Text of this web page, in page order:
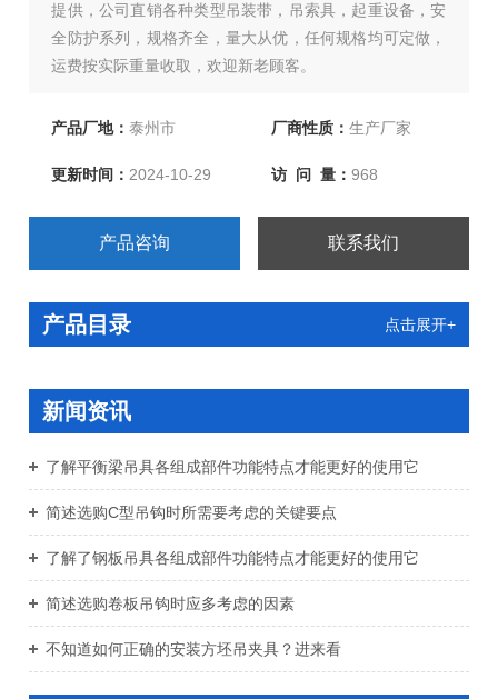
提供，公司直销各种类型吊装带，吊索具，起重设备，安
全防护系列，规格齐全，量大从优，任何规格均可定做，
运费按实际重量收取，欢迎新老顾客。
产品厂地：泰州市 厂商性质： 生产厂家
更新时间：2024-10-29 访 问 量： 968
产品咨询 联系我们
产品目录 点击展开+
新闻资讯
了解平衡梁吊具各组成部件功能特点才能更好的使用它
简述选购C型吊钩时所需要考虑的关键要点
了解了钢板吊具各组成部件功能特点才能更好的使用它
简述选购卷板吊钩时应多考虑的因素
不知道如何正确的安装方坯吊夹具？进来看